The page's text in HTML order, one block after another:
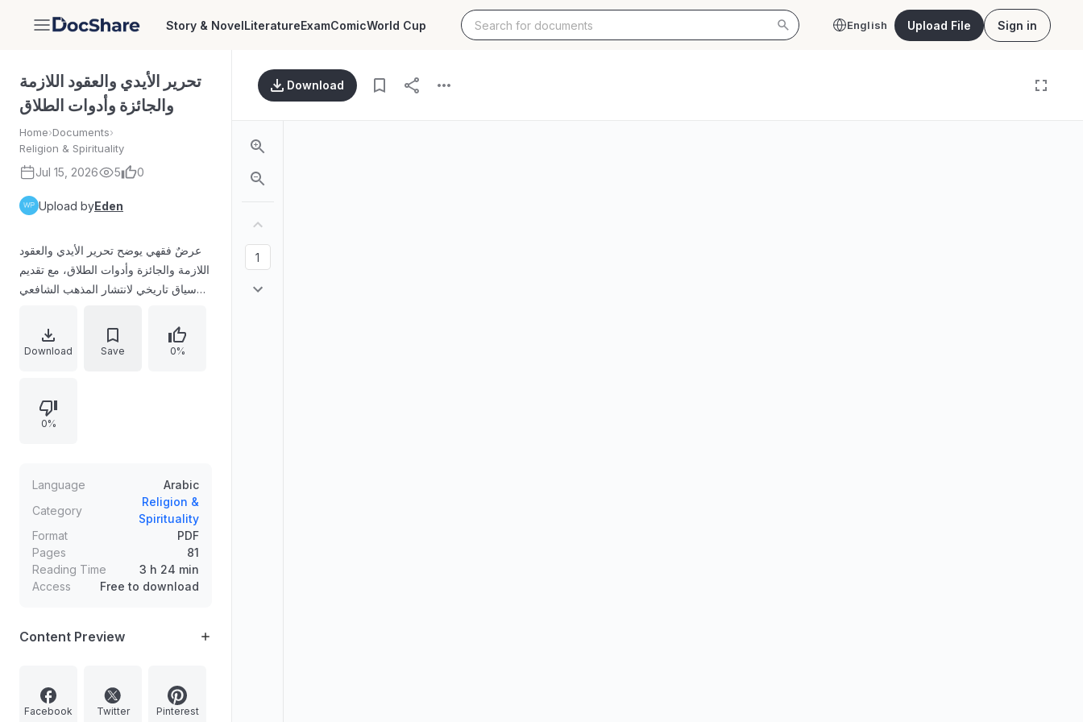
DocShare Story & NovelLiteratureExamComicWorld Cup English Upload File Sign in
تحرير الأيدي والعقود اللازمة
والجائزة وأدوات الطلاق
Home›Documents›
Religion & Spirituality
Jul 15, 2026 5 0
Upload byEden
عرضٌ فقهي يوضح تحرير الأيدي والعقود
اللازمة والجائزة وأدوات الطلاق، مع تقديم
سياق تاريخي لانتشار المذهب الشافعي
بامروان عبر شيوخ زبيد وظفار وتريم،
وأهمية “الرسالة” في حفظ علم مسائل
Download Save 0%
0%
Language
Arabic
Category
Religion &
Spirituality
Format
PDF
Pages
81
Reading Time
3 h 24 min
Access
Free to download
Content Preview
Facebook Twitter Pinterest
Download